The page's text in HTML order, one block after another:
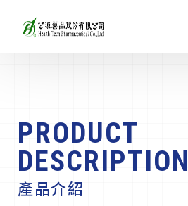
PRODUCT
DESCRIPTION
產品介紹